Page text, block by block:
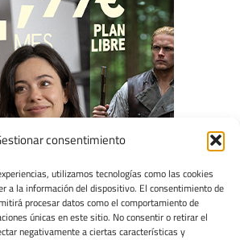
consentimiento
utilizamos tecnologías como las cookies
a la información del dispositivo. El consentimiento de
procesar datos como el comportamiento de
únicas en este sitio. No consentir o retirar el
negativamente a ciertas características y